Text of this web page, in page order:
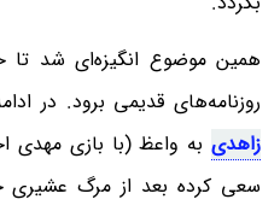
همین موضوع انگیزه‌ای شد
روزنامه‌های قدیمی برود. در
زاهدی به واعظ (با بازی مهدی
سعی کرده بعد از مرگ عشیری